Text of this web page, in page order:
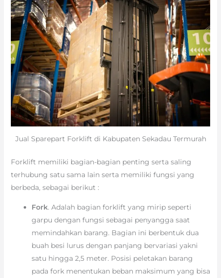
Jual Sparepart Forklift di Kabupaten Sekadau Termurah
Forklift memiliki bagian-bagian penting serta saling
terhubung satu sama lain serta memiliki fungsi yang
berbeda, sebagai berikut :
Fork. Adalah bagian forklift yang mirip seperti
garpu dengan fungsi sebagai penyangga saat
memindahkan barang. Bagian ini berbentuk dua
buah besi lurus dengan panjang bervariasi yakni
satu hingga 2,5 meter. Posisi peletakan barang
pada fork menentukan beban maksimum yang bisa